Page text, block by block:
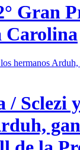
Gran
Carolina
/ Sclezi